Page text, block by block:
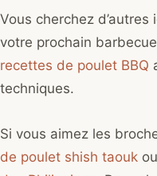
Vous cherchez d’autres
votre prochain
recettes de poulet BBQ
techniques.
Si vous aimez les
de poulet shish taouk